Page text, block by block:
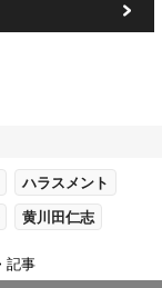
ハラスメント
黄川田仁志
記事